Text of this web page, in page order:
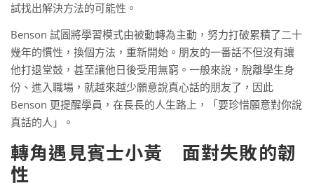
試找出解決方法的可能性。
Benson 試圖將學習模式由被動轉為主動，努力打破累積了二十
幾年的慣性，換個方法，重新開始。朋友的一番話不但沒有讓
他打退堂鼓，甚至讓他日後受用無窮。一般來說，脫離學生身
份、進入職場，就越來越少願意說真心話的朋友了，因此
Benson 更提醒學員，在長長的人生路上，「要珍惜願意對你說
真話的人」。
轉角遇見賓士小黃 面對失敗的韌
性